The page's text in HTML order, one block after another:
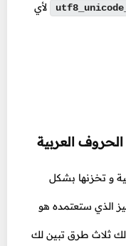
لأي
العربية
و تخزنها بشكل
الذي ستعتمده هو
ثلاث طرق تبين لك